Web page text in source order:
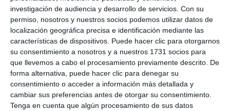
investigación de audiencia y desarrollo de servicios. Con su
permiso, nosotros y nuestros socios podemos utilizar datos de
localización geográfica precisa e identificación mediante las
características de dispositivos. Puede hacer clic para otorgarnos
su consentimiento a nosotros y a nuestros 1731 socios para
que llevemos a cabo el procesamiento previamente descrito. De
forma alternativa, puede hacer clic para denegar su
consentimiento o acceder a información más detallada y
cambiar sus preferencias antes de otorgar su consentimiento.
Tenga en cuenta que algún procesamiento de sus datos